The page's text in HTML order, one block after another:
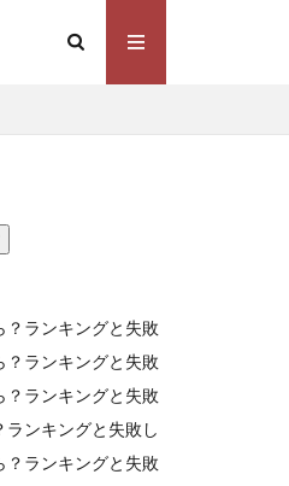
ランキングと失敗
ランキングと失敗
ランキングと失敗
ンキングと失敗し
ランキングと失敗